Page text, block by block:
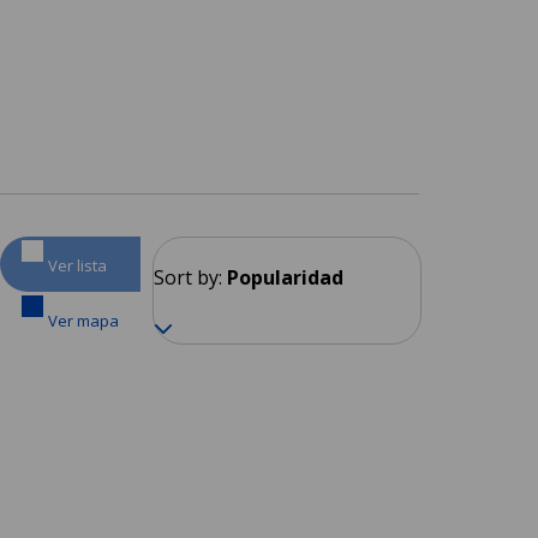
Ver lista
Ver mapa
Sort by: Popularidad